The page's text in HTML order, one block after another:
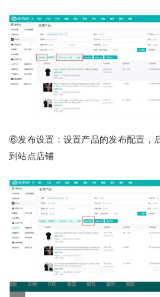
⑥发布设置：设置产品的发布配置，
到站点店铺